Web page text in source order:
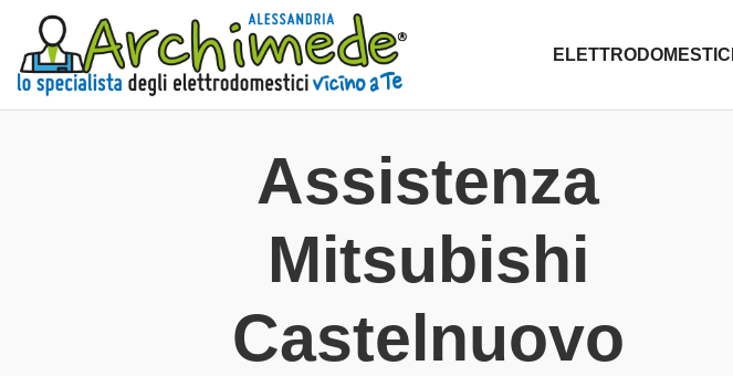
ELETTRODOMESTICI
Assistenza
Mitsubishi
Castelnuovo